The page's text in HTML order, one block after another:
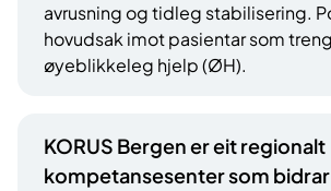
avrusning og tidleg stabilisering.
hovudsak imot pasientar som treng
øyeblikkeleg hjelp (ØH).
KORUS Bergen er eit regionalt
kompetansesenter som